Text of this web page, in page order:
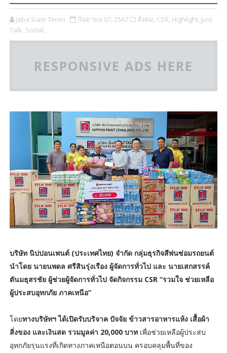
Jaba Siam Times กันยายน 07, 2567 สังคม, CSR, Highlight, Just
Talk, Social,
RESPONSIVE ADS HERE
บริษัท นิปปอนเพนต์ (ประเทศไทย) จำกัด กลุ่มธุรกิจสีพ่นซ่อมรถยนต์
นำโดย นายนพดล ศรีสินรุ่งเรือง ผู้จัดการทั่วไป และ นายเสกสรรค์
ตันมธุสรชัย ผู้ช่วยผู้จัดการทั่วไป จัดกิจกรรม CSR “รวมใจ ช่วยเหลือ
ผู้ประสบอุทกภัย ภาคเหนือ”
โดยทางบริษัทฯ ได้เปิดรับบริจาค ปัจจัย ข้าวสารอาหารแห้ง เสื้อผ้า
สิ่งของ และเงินสด รวมมูลค่า 20,000 บาท เพื่อช่วยเหลือผู้ประสบ
อุทกภัยรุนแรงที่เกิดทางภาคเหนือตอนบน ครอบคลุมพื้นที่ของ